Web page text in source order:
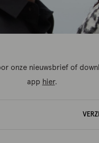
onze nieuwsbrief of
app hier.